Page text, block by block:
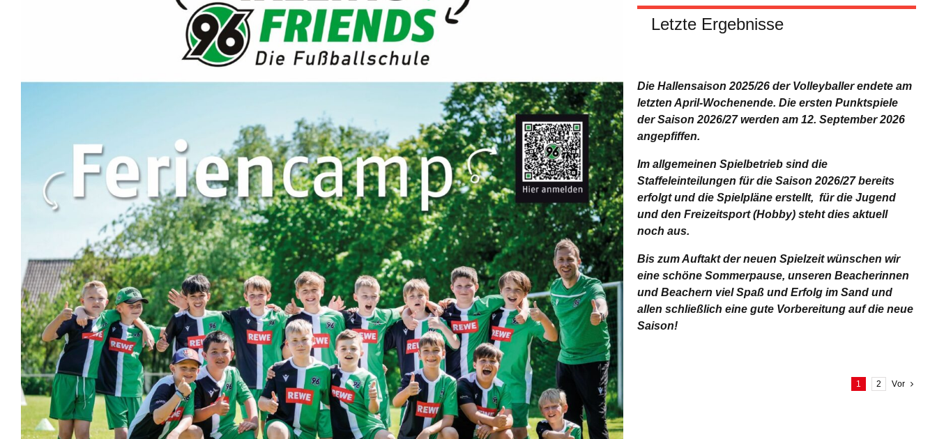
Letzte Ergebnisse
Die Hallensaison 2025/26 der Volleyballer endete am
letzten April-Wochenende. Die ersten Punktspiele
der Saison 2026/27 werden am 12. September 2026
angepfiffen.
Im allgemeinen Spielbetrieb sind die
Staffeleinteilungen für die Saison 2026/27 bereits
erfolgt und die Spielpläne erstellt, für die Jugend
und den Freizeitsport (Hobby) steht dies aktuell
noch aus.
Bis zum Auftakt der neuen Spielzeit wünschen wir
eine schöne Sommerpause, unseren Beacherinnen
und Beachern viel Spaß und Erfolg im Sand und
allen schließlich eine gute Vorbereitung auf die neue
Saison!
1 2 Vor